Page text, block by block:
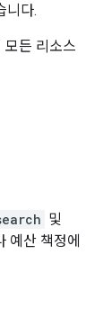
니다.
모든 리소스
및
예산 책정에